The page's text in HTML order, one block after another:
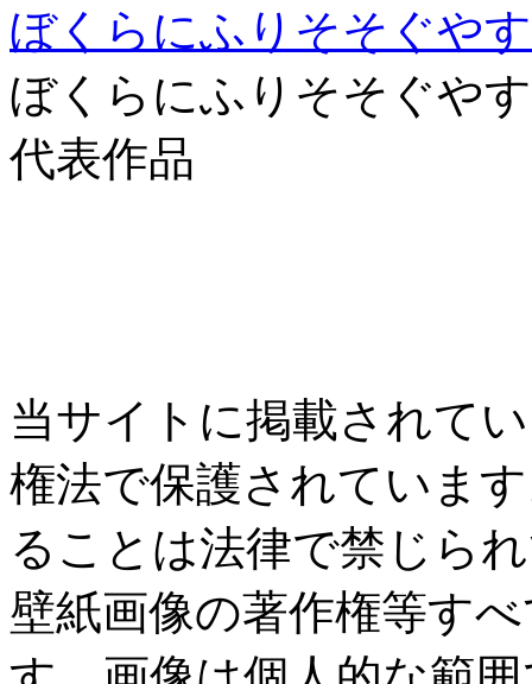
ぼくらにふりそそぐや
ぼくらにふりそそぐや
代表作品
当サイトに掲載されて
権法で保護されていま
ることは法律で禁じら
壁紙画像の著作権等す